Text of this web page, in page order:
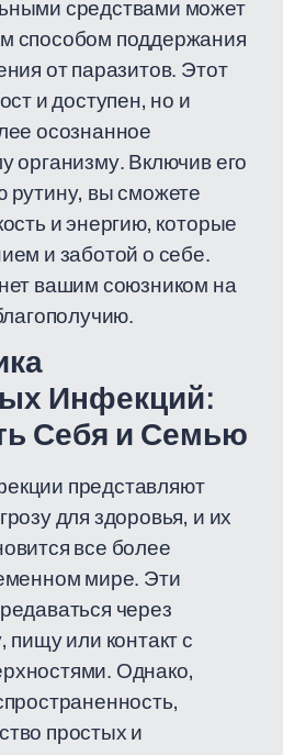
средствами может
способом поддержания
от паразитов. Этот
и доступен, но и
осознанное
организму. Включив его
вы сможете
и энергию, которые
и заботой о себе.
вашим союзником на
Инфекций:
Себя и Семью
представляют
для здоровья, и их
все более
мире. Эти
через
пищу или контакт с
Однако,
простых и